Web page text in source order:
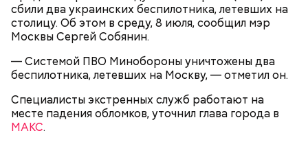
сбили два украинских беспилотника, летевших на
столицу. Об этом в среду, 8 июля, сообщил мэр
Москвы Сергей Собянин.
— Системой ПВО Минобороны уничтожены два
беспилотника, летевших на Москву, — отметил он.
Специалисты экстренных служб работают на
месте падения обломков, уточнил глава города в
МАКС.